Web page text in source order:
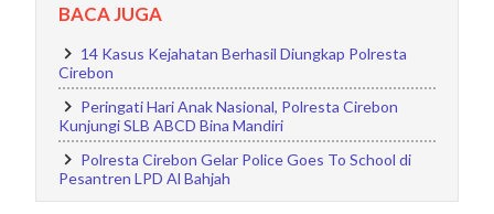
BACA JUGA
14 Kasus Kejahatan Berhasil Diungkap Polresta
Cirebon
Peringati Hari Anak Nasional, Polresta Cirebon
Kunjungi SLB ABCD Bina Mandiri
Polresta Cirebon Gelar Police Goes To School di
Pesantren LPD Al Bahjah